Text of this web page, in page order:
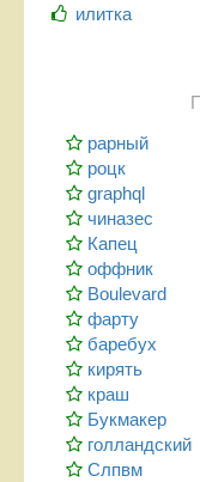
илитка
рарный
роцк
graphql
чиназес
Капец
оффник
Boulevard
фарту
баребух
кирять
краш
Букмакер
голландский
Слпвм